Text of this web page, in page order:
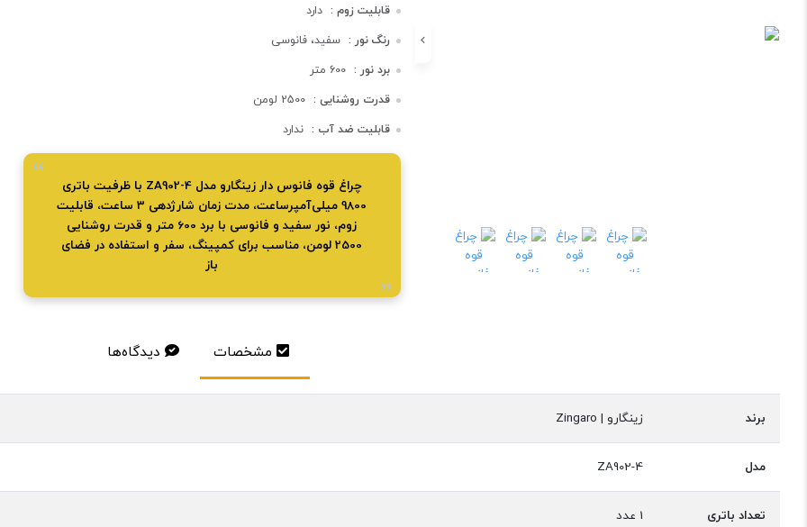
قابلیت زوم : دارد
رنگ نور : سفید، فانوسی
برد نور : 600 متر
قدرت روشنایی : 2500 لومن
قابلیت ضد آب : ندارد
چراغ قوه فانوس دار زینگارو مدل ZA902-4 با ظرفیت باتری
9800 میلی‌آمپر‌ساعت، مدت زمان شارژدهی 3 ساعت، قابلیت
زوم، نور سفید و فانوسی با برد 600 متر و قدرت روشنایی
2500 لومن، مناسب برای کمپینگ، سفر و استفاده در فضای
باز
مشخصات دیدگاه‌ها
برند زینگارو | Zingaro
مدل ZA902-4
تعداد باتری 1 عدد